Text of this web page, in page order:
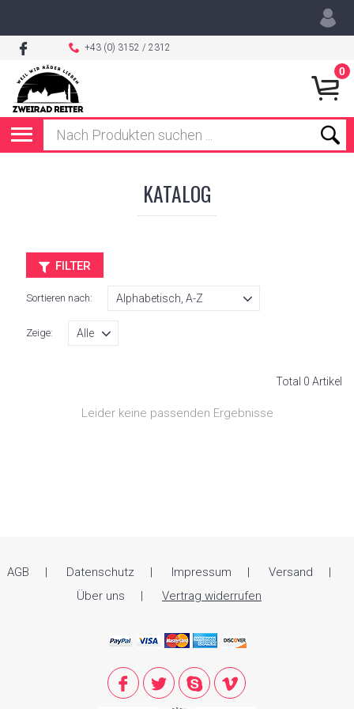
+43 (0) 3152 / 2312
0
KATALOG
FILTER
Sortieren nach:
Zeige:
Total 0 Artikel
Leider keine passenden Ergebnisse
AGB Datenschutz Impressum
Versand
Über uns
Vertrag widerrufen